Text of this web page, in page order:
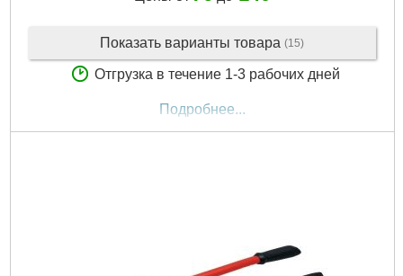
Показать варианты товара (15)
Отгрузка в течение 1-3 рабочих дней
Подробнее...